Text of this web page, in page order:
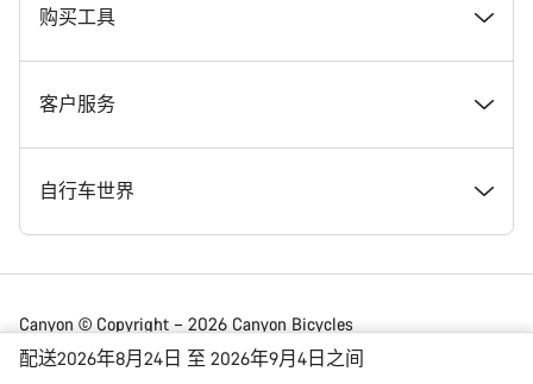
配送2026年8月24日 至 2026年9月4日之间
在 Canyon 工作
Canyon 新闻发布室
条款和条件
法律披露
数据保护声明
新闻和故事
提示和建议
Canyon Home Koblenz
会员礼遇
Canyon App
购买工具
找到您梦寐以求的 Canyon 自行车
现货自行车
找到您的 Canyon 尺寸
自行车对比
客户服务
支持中心
服务网点
送货
自行车世界
公路车
砾石车
Canyon © Copyright – 2026 Canyon Bicycles
GmbH – 保留所有权利